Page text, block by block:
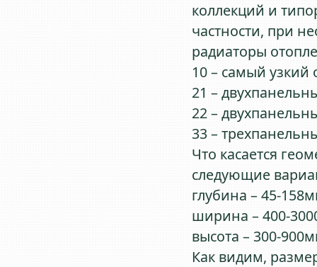
коллекций и
частности, при
радиаторы
10 – самый
21 –
22 –
33 –
Что касается
следующие
глубина – 45-
ширина – 400-
высота – 300-
Как видим,